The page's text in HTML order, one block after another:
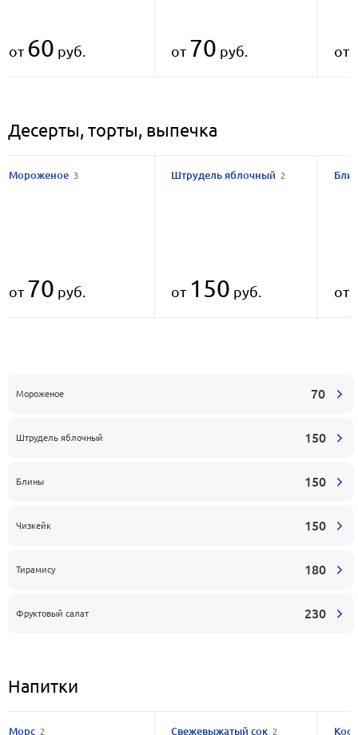
от 60 руб. от 70 руб. от
Десерты, торты, выпечка
Мороженое 70
Штрудель яблочный 150
Блины 150
Чизкейк 150
Тирамису 180
Фруктовый салат 230
Мороженое 3 Штрудель яблочный2
от 70 руб. от 150 руб. от
Напитки
Морс 2 Свежевыжатый сок 2